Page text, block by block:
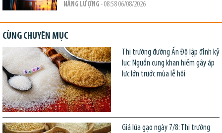
NĂNG LƯỢNG - 08:58 06/08/2026
CÙNG CHUYÊN MỤC
Thị trường đường Ấn Độ lập đỉnh kỷ
lục: Nguồn cung khan hiếm gây áp
lực lớn trước mùa lễ hội
Giá lúa gạo ngày 7/8: Thị trường